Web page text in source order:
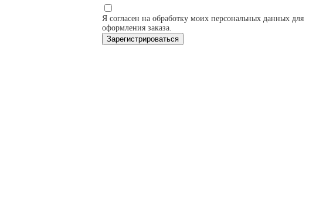
Я согласен на обработку моих персональных данных для
оформления заказа.
Зарегистрироваться